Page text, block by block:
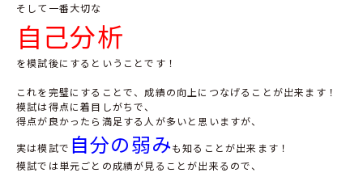
そして一番大切な
自己分析
を模試後にするということです！
これを完璧にすることで、成績の向上につなげることが出来ます！
模試は得点に着目しがちで、
得点が良かったら満足する人が多いと思いますが、
実は模試で 自分の弱みも知ることが出来ます！
模試では単元ごとの成績が見ることが出来るので、